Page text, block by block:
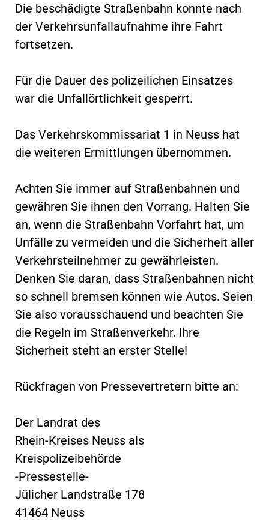
Die beschädigte Straßenbahn konnte nach
der Verkehrsunfallaufnahme ihre Fahrt
fortsetzen.
Für die Dauer des polizeilichen Einsatzes
war die Unfallörtlichkeit gesperrt.
Das Verkehrskommissariat 1 in Neuss hat
die weiteren Ermittlungen übernommen.
Achten Sie immer auf Straßenbahnen und
gewähren Sie ihnen den Vorrang. Halten Sie
an, wenn die Straßenbahn Vorfahrt hat, um
Unfälle zu vermeiden und die Sicherheit aller
Verkehrsteilnehmer zu gewährleisten.
Denken Sie daran, dass Straßenbahnen nicht
so schnell bremsen können wie Autos. Seien
Sie also vorausschauend und beachten Sie
die Regeln im Straßenverkehr. Ihre
Sicherheit steht an erster Stelle!
Rückfragen von Pressevertretern bitte an:
Der Landrat des
Rhein-Kreises Neuss als
Kreispolizeibehörde
-Pressestelle-
Jülicher Landstraße 178
41464 Neuss